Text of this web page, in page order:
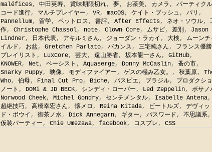
maléfices, 中田英寿, 賞味期限切れ, 夢, お茶美, カメラ , パーティクル
コード進行, マルチプレイヤー , VR, macOS, ケイト・ブッシュ , パリ ,
Pannellum, 留学, ペットロス , 書評, After Effects, ネオ・ソウル,
作, Christophe Chassol, note, Clown Core, ムサビ , 差別 , Jason
Lindner, 日本代表, アキルミさん , ジョーダン・ラカイ , 大検, ムーンチ
イルド , お盆, Gretchen Parlato, バカンス , 三宅純さん , フランス優勝
プレイリスト , LuxCore, 芸大, 遠山勝省, 坂本龍一さん , GitHub,
KNOWER, Net , ベーシスト , Aquaserge, Donny McCaslin, 蚤の市,
Snarky Puppy, 映像, モディファイアー , ゲスの極み乙女。 , 秋葉原,
Who, 伯母, Final Cut Pro, Biche, パスピエ, ブラジル, プロダクシ
ノート , DOMi & JD BECK, シンディ・ローパー , Led Zeppelin, ボサノ
Norwood Cheek, Michel Gondry, センチメンタル, Isabelle Antena,
超絶技巧 , 高橋幸宏さん ,懐メロ , Reina Kitada, ビートルズ , デヴィッ
ド・ボウイ , 御茶ノ水, Dick Annegarn, ギター , パスワード , 不思議系,
仮装パーティー , Chie Umezawa, facebook, コスプレ , CSS